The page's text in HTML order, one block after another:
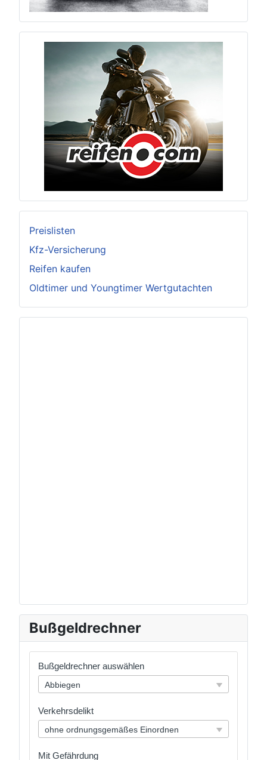
Preislisten
Kfz-Versicherung
Reifen kaufen
Oldtimer und Youngtimer Wertgutachten
Bußgeldrechner